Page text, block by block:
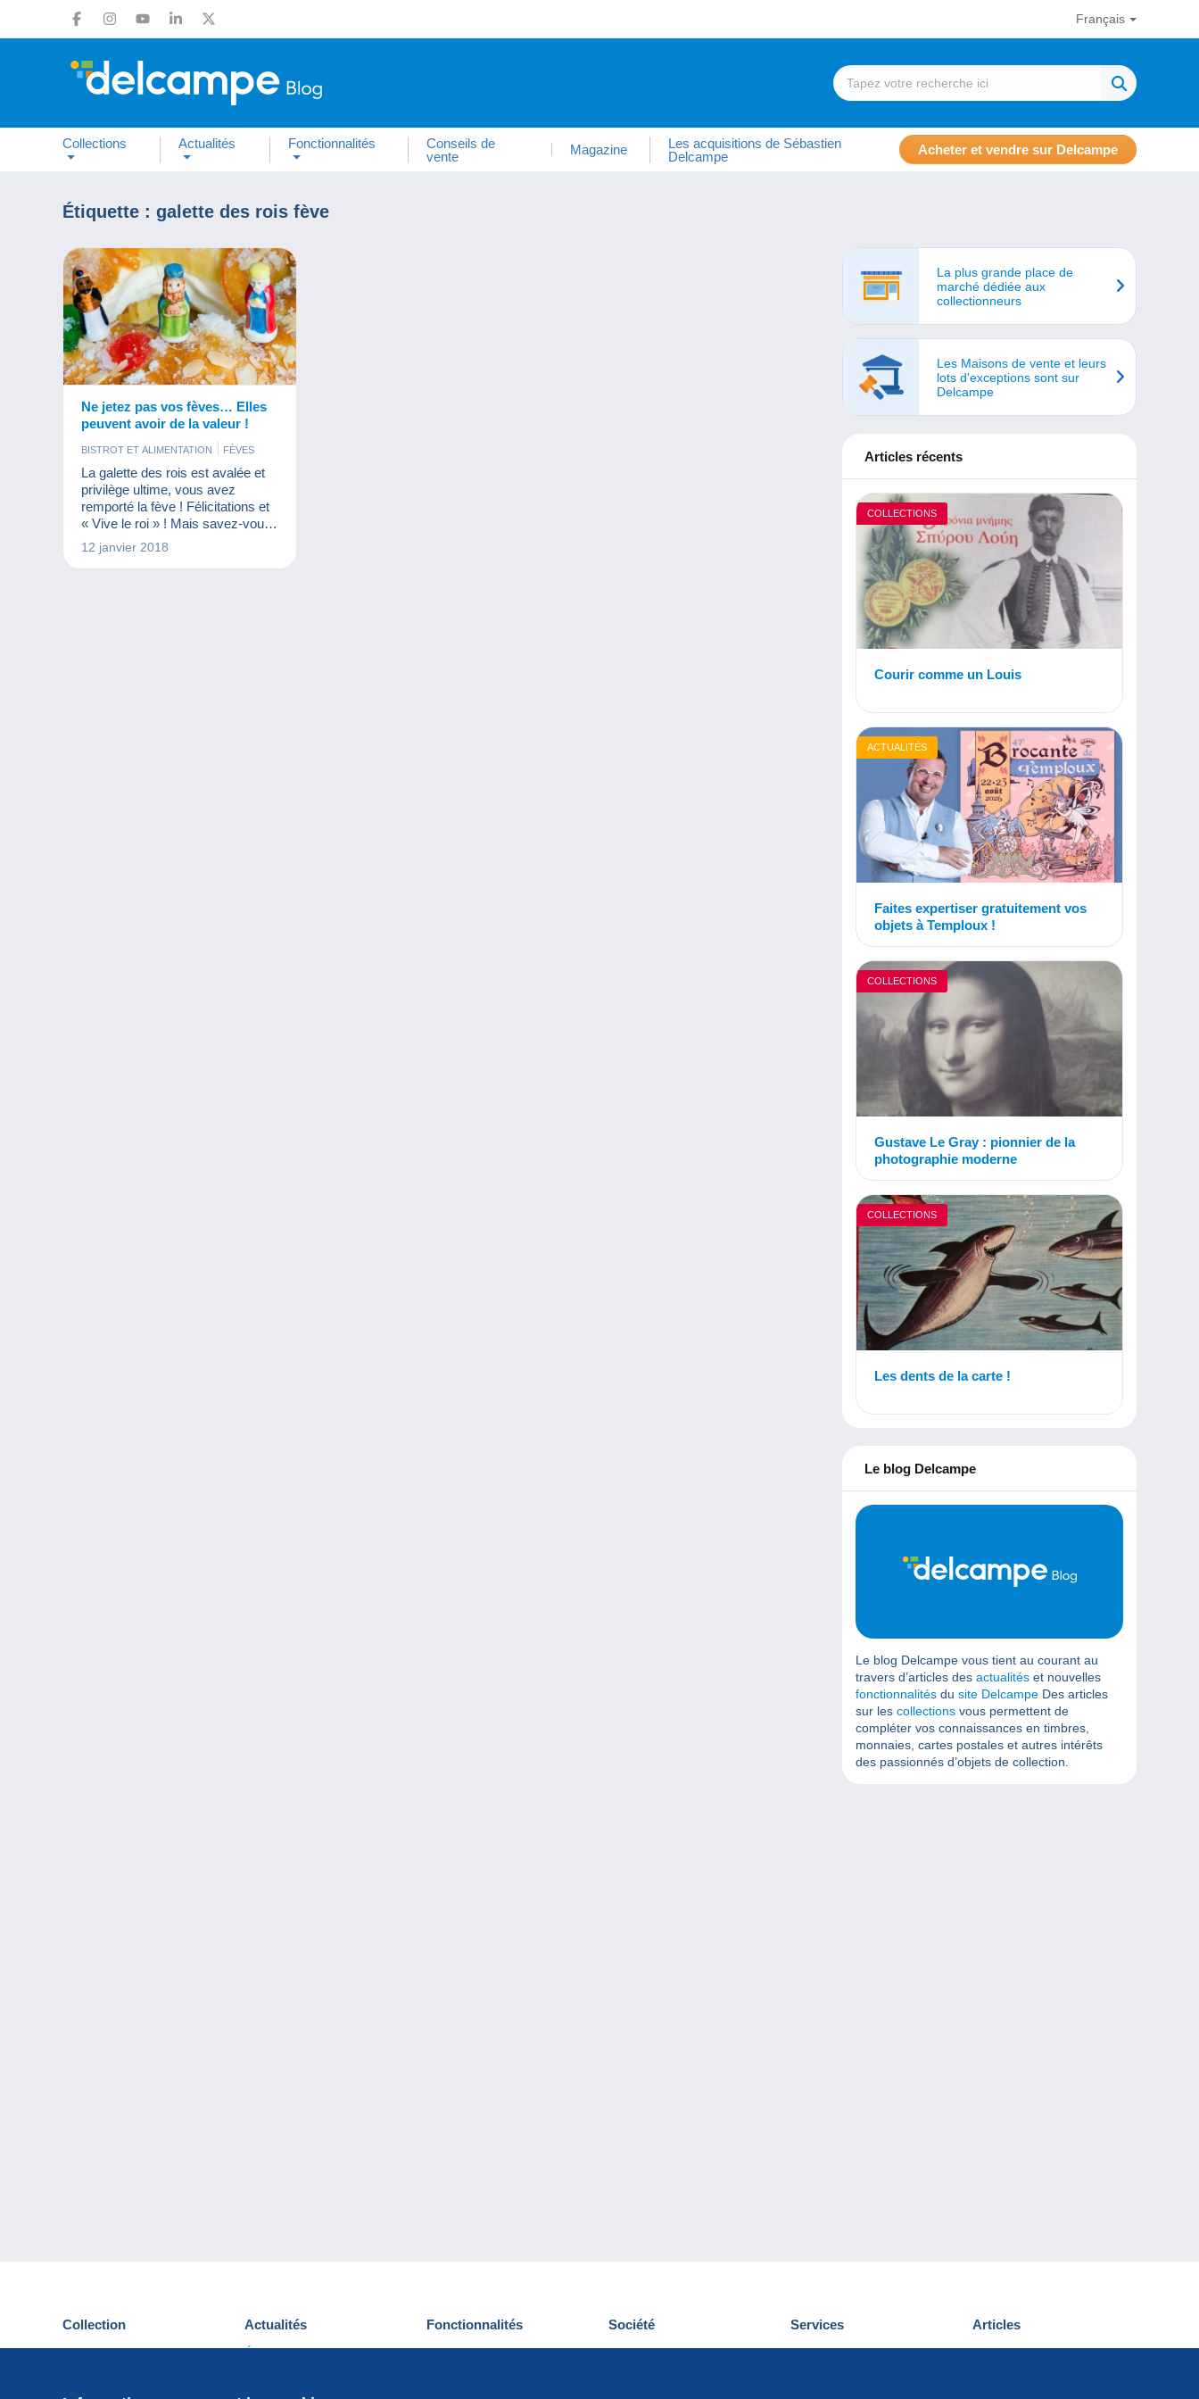
Français
Collections Actualités Fonctionnalités
Conseils de
vente
Magazine
Les acquisitions de Sébastien
Delcampe
Acheter et vendre sur Delcampe
Étiquette : galette des rois fève
Ne jetez pas vos fèves… Elles
peuvent avoir de la valeur !
BISTROT ET ALIMENTATION FÈVES
La galette des rois est avalée et
privilège ultime, vous avez
remporté la fève ! Félicitations et
« Vive le roi » ! Mais savez-vous
que la fève en elle-même peut
avoir une certaine valeur auprès
12 janvier 2018
La plus grande place de
marché dédiée aux
collectionneurs
Les Maisons de vente et leurs
lots d'exceptions sont sur
Delcampe
Articles récents
COLLECTIONS
Courir comme un Louis
ACTUALITÉS
Faites expertiser gratuitement vos
objets à Temploux !
COLLECTIONS
Gustave Le Gray : pionnier de la
photographie moderne
COLLECTIONS
Les dents de la carte !
Le blog Delcampe
Le blog Delcampe vous tient au courant au
travers d’articles des actualités et nouvelles
fonctionnalités du site Delcampe Des articles
sur les collections vous permettent de
compléter vos connaissances en timbres,
monnaies, cartes postales et autres intérêts
des passionnés d’objets de collection.
Collection
Cartes postales
Actualités
Événements Delcampe
Fonctionnalités
Nouveautés
Société
Qui sommes-nous
Services
Découvrir Delcampe
Articles